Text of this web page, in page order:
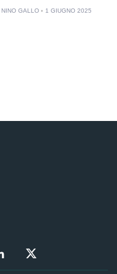
NINO GALLO 1 GIUGNO 2025